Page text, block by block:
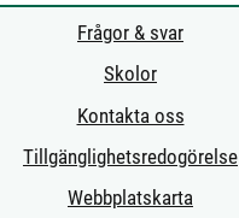
Frågor & svar
Skolor
Kontakta oss
Tillgänglighetsredogörelse
Webbplatskarta